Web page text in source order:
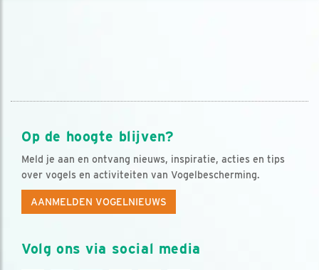
Op de hoogte blijven?
Meld je aan en ontvang nieuws, inspiratie, acties en tips
over vogels en activiteiten van Vogelbescherming.
AANMELDEN VOGELNIEUWS
Volg ons via social media